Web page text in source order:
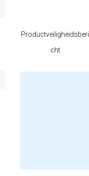
Productveiligheidsberi
cht